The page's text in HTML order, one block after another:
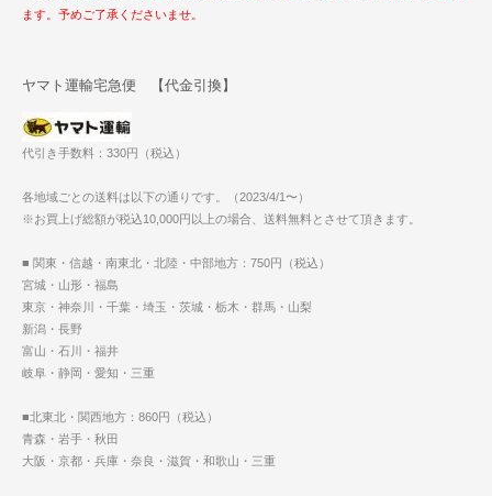
ます。予めご了承くださいませ。
ヤマト運輸宅急便 【代金引換】
代引き手数料：330円（税込）
各地域ごとの送料は以下の通りです。（2023/4/1〜）
※お買上げ総額が税込10,000円以上の場合、送料無料とさせて頂きます。
■ 関東・信越・南東北・北陸・中部地方：750円（税込）
宮城・山形・福島
東京・神奈川・千葉・埼玉・茨城・栃木・群馬・山梨
新潟・長野
富山・石川・福井
岐阜・静岡・愛知・三重
■北東北・関西地方：860円（税込）
青森・岩手・秋田
大阪・京都・兵庫・奈良・滋賀・和歌山・三重